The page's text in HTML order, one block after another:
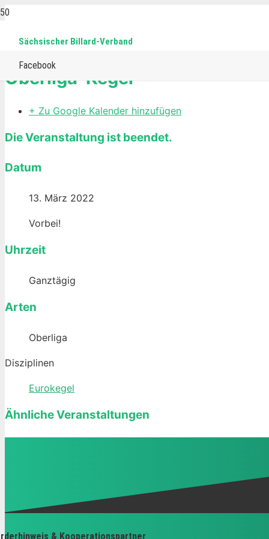
Sächsischer Billard-Verband
Facebook
HomeEvents Eurokegel Oberliga-Kegel
Oberliga-Kegel
+ Zu Google Kalender hinzufügen
Die Veranstaltung ist beendet.
Datum
13. März 2022
Vorbei!
Uhrzeit
Ganztägig
Arten
Oberliga
Disziplinen
Eurokegel
Ähnliche Veranstaltungen
& Kooperationspartner